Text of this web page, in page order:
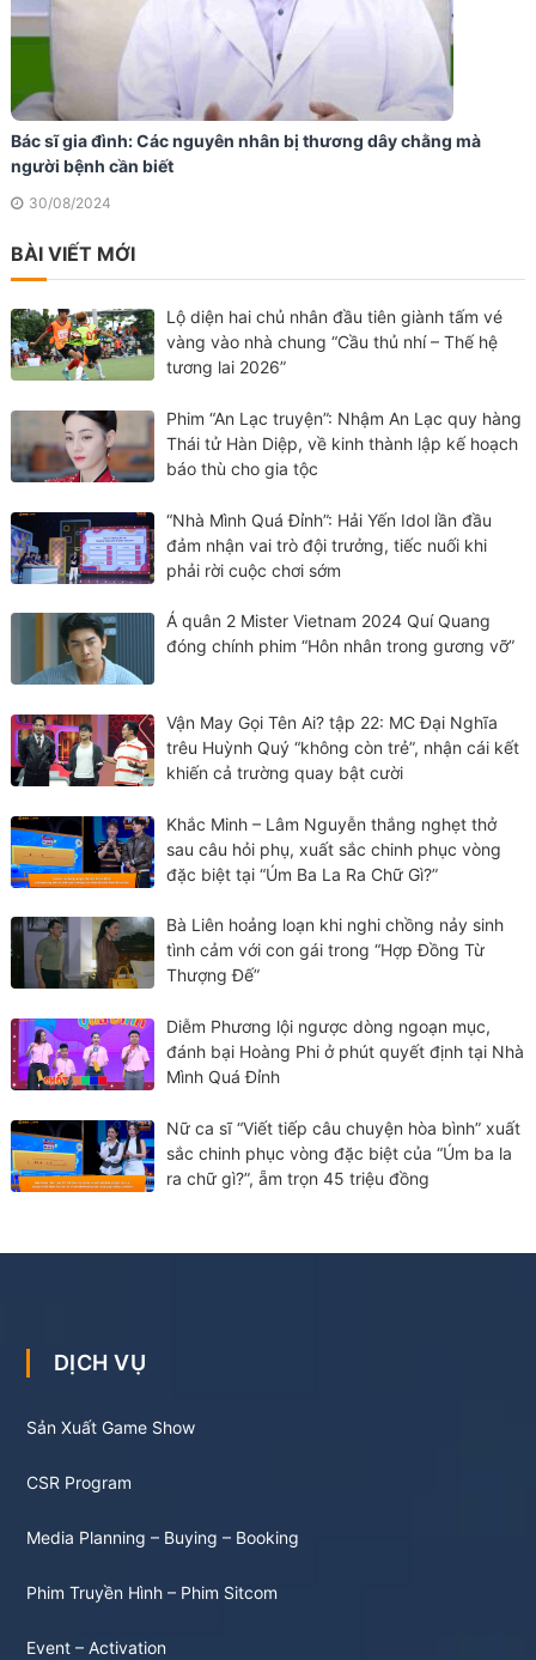
Bác sĩ gia đình: Các nguyên nhân bị thương dây chằng mà
người bệnh cần biết
30/08/2024
BÀI VIẾT MỚI
Lộ diện hai chủ nhân đầu tiên giành tấm vé
vàng vào nhà chung “Cầu thủ nhí – Thế hệ
tương lai 2026”
Phim “An Lạc truyện”: Nhậm An Lạc quy hàng
Thái tử Hàn Diệp, về kinh thành lập kế hoạch
báo thù cho gia tộc
“Nhà Mình Quá Đỉnh”: Hải Yến Idol lần đầu
đảm nhận vai trò đội trưởng, tiếc nuối khi
phải rời cuộc chơi sớm
Á quân 2 Mister Vietnam 2024 Quí Quang
đóng chính phim “Hôn nhân trong gương vỡ”
Vận May Gọi Tên Ai? tập 22: MC Đại Nghĩa
trêu Huỳnh Quý “không còn trẻ”, nhận cái kết
khiến cả trường quay bật cười
Khắc Minh – Lâm Nguyễn thắng nghẹt thở
sau câu hỏi phụ, xuất sắc chinh phục vòng
đặc biệt tại “Úm Ba La Ra Chữ Gì?”
Bà Liên hoảng loạn khi nghi chồng nảy sinh
tình cảm với con gái trong “Hợp Đồng Từ
Thượng Đế”
Diễm Phương lội ngược dòng ngoạn mục,
đánh bại Hoàng Phi ở phút quyết định tại Nhà
Mình Quá Đỉnh
Nữ ca sĩ “Viết tiếp câu chuyện hòa bình” xuất
sắc chinh phục vòng đặc biệt của “Úm ba la
ra chữ gì?”, ẵm trọn 45 triệu đồng
DỊCH VỤ
Sản Xuất Game Show
CSR Program
Media Planning – Buying – Booking
Phim Truyền Hình – Phim Sitcom
Event – Activation